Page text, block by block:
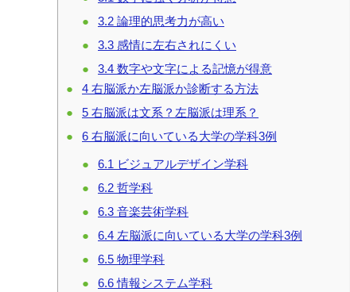
3.2 論理的思考力が高い
3.3 感情に左右されにくい
3.4 数字や文字による記憶が得意
4 右脳派か左脳派か診断する方法
5 右脳派は文系？左脳派は理系？
6 右脳派に向いている大学の学科3例
6.1 ビジュアルデザイン学科
6.2 哲学科
6.3 音楽芸術学科
6.4 左脳派に向いている大学の学科3例
6.5 物理学科
6.6情報システム学科